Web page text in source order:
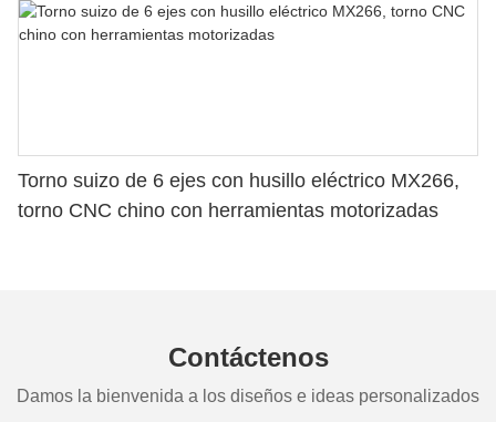
Torno suizo de 6 ejes con husillo eléctrico MX266,
torno CNC chino con herramientas motorizadas
Contáctenos
Damos la bienvenida a los diseños e ideas personalizados